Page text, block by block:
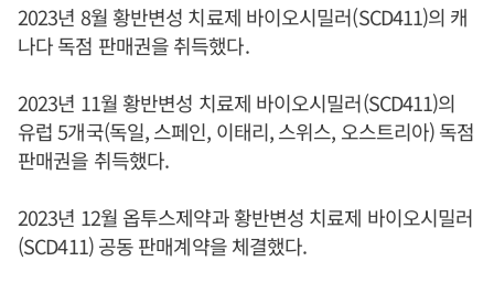
2023년 8월 황반변성 치료제 바이오시밀러(SCD411)의 캐
나다 독점 판매권을 취득했다.
2023년 11월 황반변성 치료제 바이오시밀러(SCD411)의
유럽 5개국(독일, 스페인, 이태리, 스위스, 오스트리아) 독점
판매권을 취득했다.
2023년 12월 옵투스제약과 황반변성 치료제 바이오시밀러
(SCD411) 공동 판매계약을 체결했다.